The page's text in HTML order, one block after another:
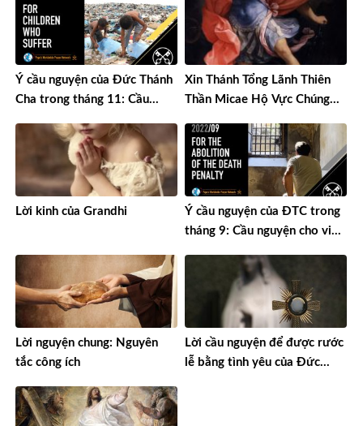
lợi nhuận
Ý cầu nguyện của Đức Thánh
Cha trong tháng 11: Cầu
đang chịu đau khổ
Xin Thánh Tổng Lãnh Thiên
Thần Micae Hộ Vực Chúng
Chước Hiểm Ác Quỉ Tà Ma
Lời kinh của Grandhi
Ý cầu nguyện của ĐTC trong
tháng 9: Cầu nguyện cho việc
Lời nguyện chung: Nguyên
tắc công ích
Lời cầu nguyện để được rước
lễ bằng tình yêu của Đức